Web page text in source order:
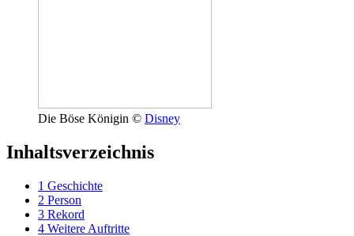
Die Böse Königin © Disney
Inhaltsverzeichnis
1 Geschichte
2 Person
3 Rekord
4 Weitere Auftritte